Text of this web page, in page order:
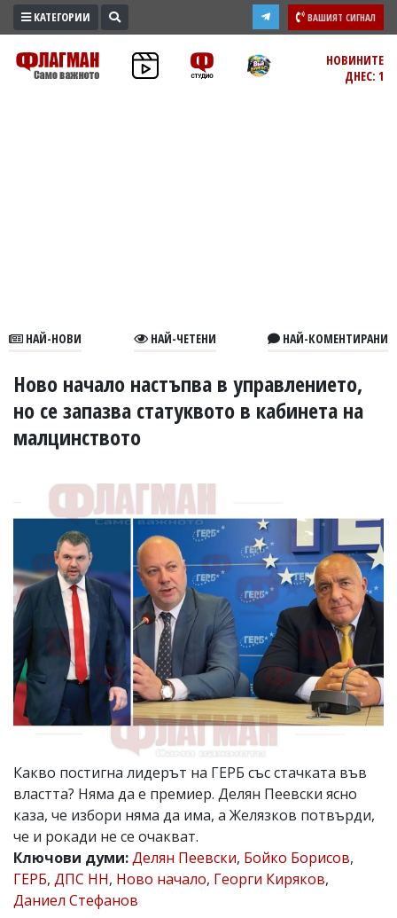
ПРОМО
ЗОНА
В
УКРАЙНА
СПОРТ
Управители:
Веселин
Василев,
email:
v.vasilev@flagman.bg
Катя
Касабова,
еmail:k.kassabova@flagman.bg
Главен
редактор:
email:
office@flagman.bg
Коментарите
статиите
се
въвеждат
от
читателите
КАТЕГОРИИ ВАШИЯТ СИГНАЛ
НОВИНИТЕ
ДНЕС: 1
НАЙ-НОВИ НАЙ-ЧЕТЕНИ НАЙ-КОМЕНТИРАНИ
Ново начало настъпва в управлението,
но се запазва статуквото в кабинета на
малцинството
Какво постигна лидерът на ГЕРБ със стачката във
властта? Няма да е премиер. Делян Пеевски ясно
каза, че избори няма да има, а Желязков потвърди,
че и рокади не се очакват.
Ключови думи:Делян Пеевски, Бойко Борисов,
ГЕРБ, ДПС НН, Ново начало, Георги Киряков,
Даниел Стефанов